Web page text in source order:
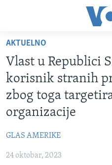
glavni
sadržaj
Pređi
na
glavnu
navigaciju
na
TV PROGRAM
FOTOGRAFIJE DANA
SVIJET
KORUPCIJA
AKTUELNO
Vlast u Republici
korisnik stranih
zbog toga
organizacije
GLAS AMERIKE
24 oktobar, 2023